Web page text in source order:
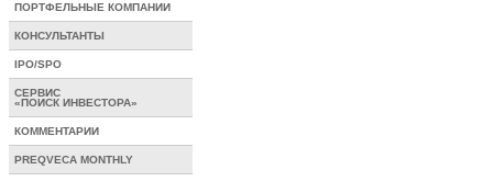
ПОРТФЕЛЬНЫЕ КОМПАНИИ
КОНСУЛЬТАНТЫ
IPO/SPO
СЕРВИС
«ПОИСК ИНВЕСТОРА»
КОММЕНТАРИИ
PREQVECA MONTHLY